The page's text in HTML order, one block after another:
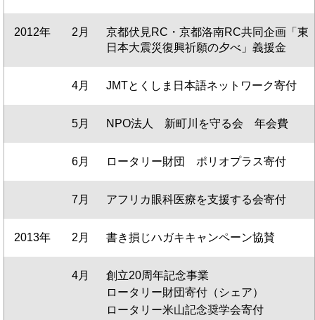
2012年 2月
京都伏見RC・京都洛南RC共同企画「東
日本大震災復興祈願の夕べ」義援金
4月 JMTとくしま日本語ネットワーク寄付
5月 NPO法人 新町川を守る会 年会費
6月 ロータリー財団 ポリオプラス寄付
7月 アフリカ眼科医療を支援する会寄付
2013年 2月 書き損じハガキキャンペーン協賛
4月
創立20周年記念事業
ロータリー財団寄付（シェア）
ロータリー米山記念奨学会寄付